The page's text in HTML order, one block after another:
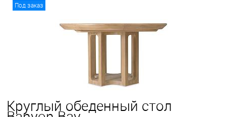
Под заказ
Круглый обеденный стол